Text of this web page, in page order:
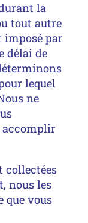
la
tout autre
imposé par
délai de
lequel
ne
accomplir
collectées
nous les
que vous